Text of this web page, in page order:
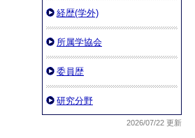
経歴(学外)
所属学協会
委員歴
研究分野
2026/07/22 更新